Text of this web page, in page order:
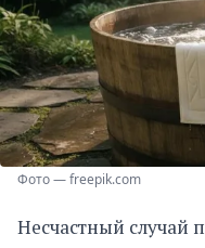
Фото — freepik.com
Несчастный случай